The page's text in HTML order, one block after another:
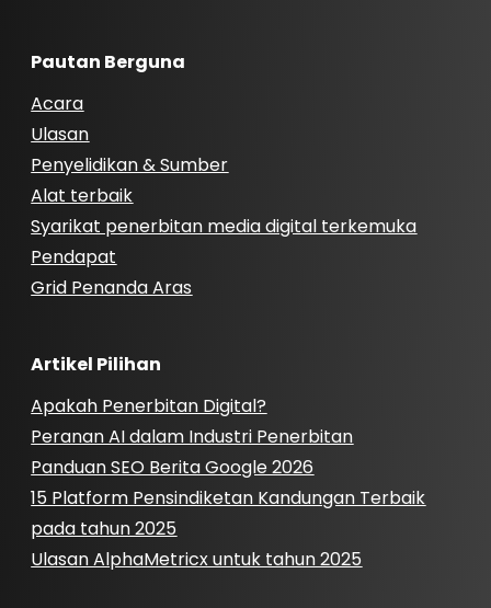
Pautan Berguna
Acara
Ulasan
Penyelidikan & Sumber
Alat terbaik
Syarikat penerbitan media digital terkemuka
Pendapat
Grid Penanda Aras
Artikel Pilihan
Apakah Penerbitan Digital?
Peranan AI dalam Industri Penerbitan
Panduan SEO Berita Google 2026
15 Platform Pensindiketan Kandungan Terbaik
pada tahun 2025
Ulasan AlphaMetricx untuk tahun 2025